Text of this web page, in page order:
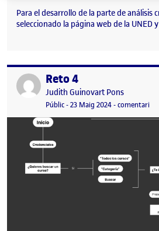
Para el desarrollo de la parte de análisis
seleccionado la página web de la UNED
Publicat perReto 4
Publicat per
Judith Guinovart Pons
Visibilitat:
Públic-Data de publicació
23 Maig 2024-comentariel